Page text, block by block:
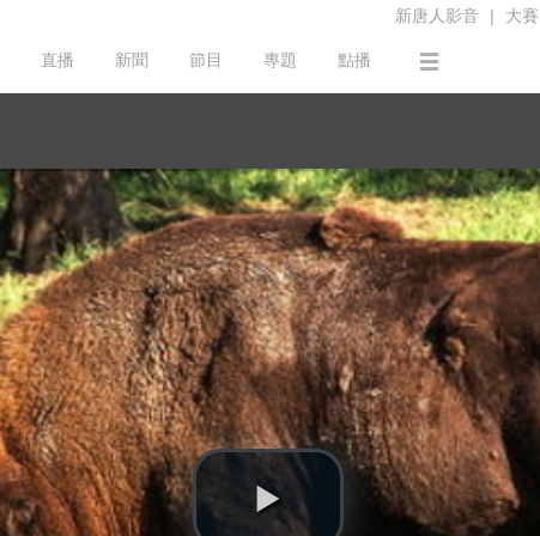
新唐人影音 | 大賽
直播 新聞 節目 專題 點播